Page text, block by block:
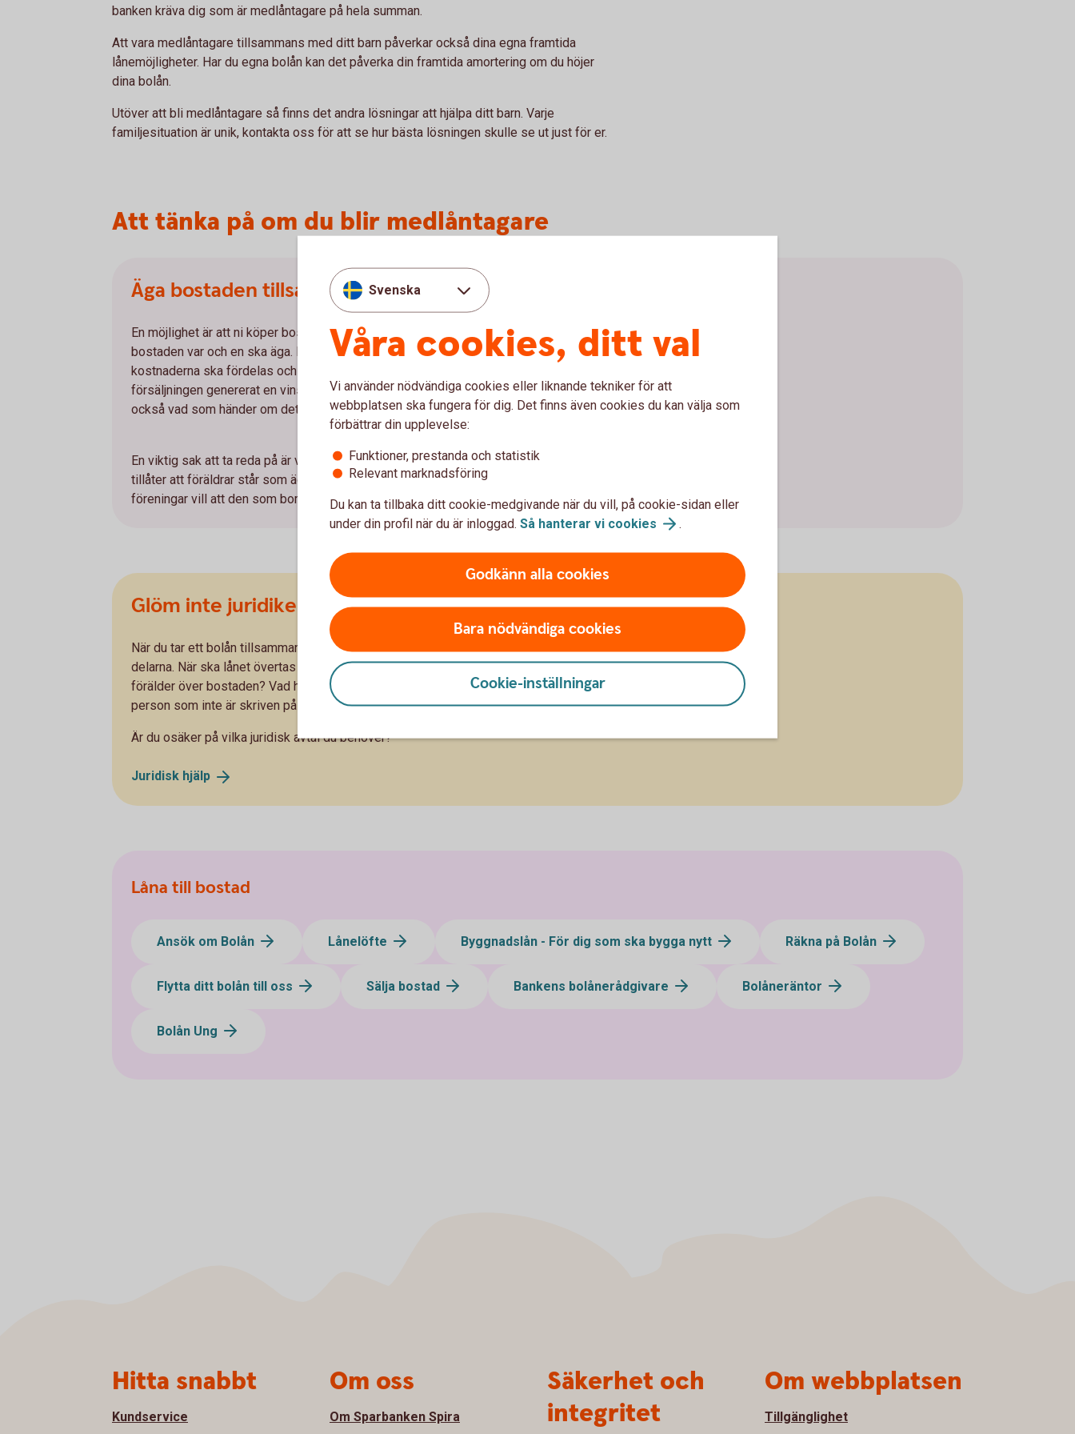
banken kräva dig som är medlåntagare på hela summan.
Att vara medlåntagare tillsammans med ditt barn påverkar också dina egna framtida
lånemöjligheter. Har du egna bolån kan det påverka din framtida amortering om du höjer
dina bolån.
Utöver att bli medlåntagare så finns det andra lösningar att hjälpa ditt barn. Varje
familjesituation är unik, kontakta oss för att se hur bästa lösningen skulle se ut just för er.
Att tänka på om du blir medlåntagare
Äga bostaden tillsammans?
En möjlighet är att ni köper bostaden tillsammans. Då bestämmer ni hur stor del av
bostaden var och en ska äga. Ni måste också komma överens om hur de löpande
kostnaderna ska fördelas och vad som gäller vid en eventuell försäljning. Har
försäljningen genererat en vinst bör man komma överens om hur den ska fördelas och
också vad som händer om det uppstår en förlust.
En viktig sak att ta reda på är vilka regler bostadsrättsföreningen har. Vissa föreningar
tillåter att föräldrar står som ägare och barnet är den som bor i lägenheten. Andra
föreningar vill att den som bor i lägenheten ska äga åtminstone tio procent av bostaden.
Glöm inte juridiken
När du tar ett bolån tillsammans med ditt barn är det viktigt att inte glömma de juridiska
delarna. När ska lånet övertas av barnet? Hur stor möjlighet till påverkan har du som
förälder över bostaden? Vad händer om ditt barn blir sambo och delar bostaden med en
person som inte är skriven på lånet? Vad behöver du tänka på om du har flera barn?
Är du osäker på vilka juridisk avtal du behöver?
Juridisk hjälp
Låna till bostad
Ansök om Bolån Lånelöfte Byggnadslån - För dig som ska bygga nytt Räkna på Bolån
Flytta ditt bolån till oss Sälja bostad Bankens bolånerådgivare Bolåneräntor
Bolån Ung
Svenska
Våra cookies, ditt val
Vi använder nödvändiga cookies eller liknande tekniker för att
webbplatsen ska fungera för dig. Det finns även cookies du kan välja som
förbättrar din upplevelse:
Funktioner, prestanda och statistik
Relevant marknadsföring
Du kan ta tillbaka ditt cookie-medgivande när du vill, på cookie-sidan eller
under din profil när du är inloggad. Så hanterar vi cookies .
Godkänn alla cookies
Bara nödvändiga cookies
Cookie-inställningar
Hitta snabbt
Kundservice
Om oss
Om Sparbanken Spira
Säkerhet och
integritet
Om webbplatsen
Tillgänglighet